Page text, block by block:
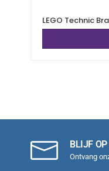
LEGO Technic
BLIJF OP
Ontvang